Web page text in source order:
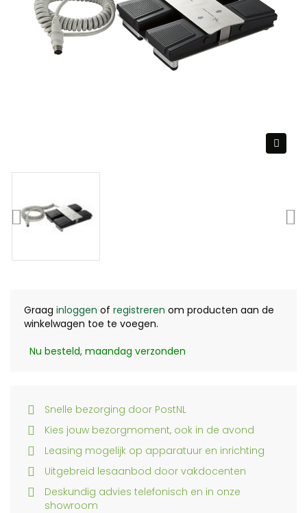
Graag inloggen of registreren om producten aan de
winkelwagen toe te voegen.
Nu besteld, maandag verzonden
Snelle bezorging door PostNL
Kies jouw bezorgmoment, ook in de avond
Leasing mogelijk op apparatuur en inrichting
Uitgebreid lesaanbod door vakdocenten
Deskundig advies telefonisch en in onze
showroom